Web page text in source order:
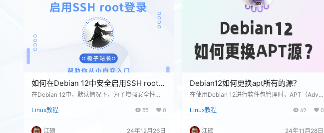
如何在Debian 12中安全启用SSH root
登录
在Debian 12中，默认情况下，为了增强安全性，S
情况下，可能需要启用此功能。这篇指南将介绍如
备份SSH配置文件 在进行任何修改之前，首先备份
Linux教程 55 0
江硕 24年12月26日
Debian12如何更换apt所有的源？
在使用Debian 12进行软件包管理时，APT（Adva
了提高下载速度或者解决网络连接问题，用户可能
更换Debian 12中APT的软件源的详细步骤： 1. 备
Linux教程 69 0
江硕 24年11月28日